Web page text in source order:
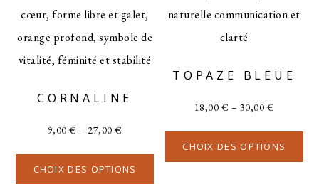
CORNALINE
9,00€ – 27,00€
CHOIX DES OPTIONS
TOPAZE BLEUE
18,00€ – 30,00€
CHOIX DES OPTIONS